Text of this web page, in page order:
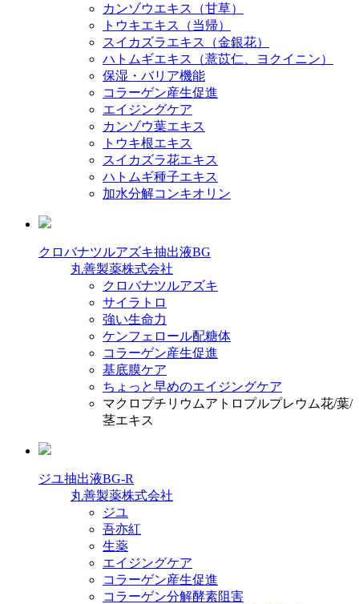
カンゾウエキス（甘草）
トウキエキス（当帰）
スイカズラエキス（金銀花）
ハトムギエキス（薏苡仁、ヨクイニン）
保湿・バリア機能
コラーゲン産生促進
エイジングケア
カンゾウ葉エキス
トウキ根エキス
スイカズラ花エキス
ハトムギ種子エキス
加水分解コンキオリン
クロバナツルアズキ抽出液BG
丸善製薬株式会社
クロバナツルアズキ
サイラトロ
強い生命力
ケンフェロール配糖体
コラーゲン産生促進
基底膜ケア
ちょっと早めのエイジングケア
マクロプチリウムアトロプルプレウム花/葉/
茎エキス
ジユ抽出液BG-R
丸善製薬株式会社
ジユ
吾亦紅
生薬
エイジングケア
コラーゲン産生促進
コラーゲン分解酵素阻害